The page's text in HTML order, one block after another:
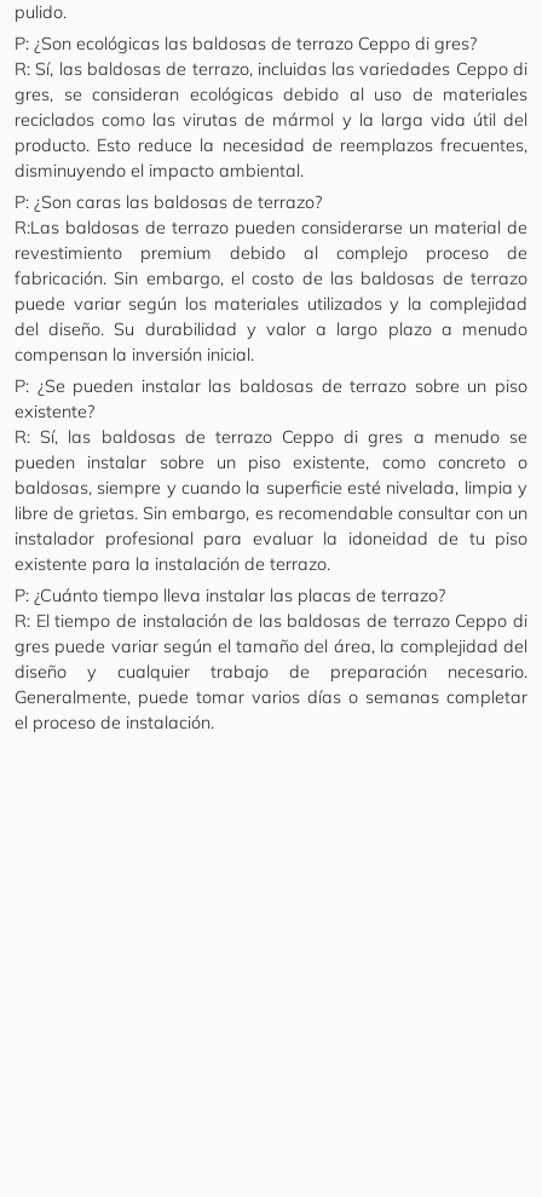
pulido.
P: ¿Son ecológicas las baldosas de terrazo Ceppo di gres?
R: Sí, las baldosas de terrazo, incluidas las variedades Ceppo di
gres, se consideran ecológicas debido al uso de materiales
reciclados como las virutas de mármol y la larga vida útil del
producto. Esto reduce la necesidad de reemplazos frecuentes,
disminuyendo el impacto ambiental.
P: ¿Son caras las baldosas de terrazo?
R:Las baldosas de terrazo pueden considerarse un material de
revestimiento premium debido al complejo proceso de
fabricación. Sin embargo, el costo de las baldosas de terrazo
puede variar según los materiales utilizados y la complejidad
del diseño. Su durabilidad y valor a largo plazo a menudo
compensan la inversión inicial.
P: ¿Se pueden instalar las baldosas de terrazo sobre un piso
existente?
R: Sí, las baldosas de terrazo Ceppo di gres a menudo se
pueden instalar sobre un piso existente, como concreto o
baldosas, siempre y cuando la superficie esté nivelada, limpia y
libre de grietas. Sin embargo, es recomendable consultar con un
instalador profesional para evaluar la idoneidad de tu piso
existente para la instalación de terrazo.
P: ¿Cuánto tiempo lleva instalar las placas de terrazo?
R: El tiempo de instalación de las baldosas de terrazo Ceppo di
gres puede variar según el tamaño del área, la complejidad del
diseño y cualquier trabajo de preparación necesario.
Generalmente, puede tomar varios días o semanas completar
el proceso de instalación.